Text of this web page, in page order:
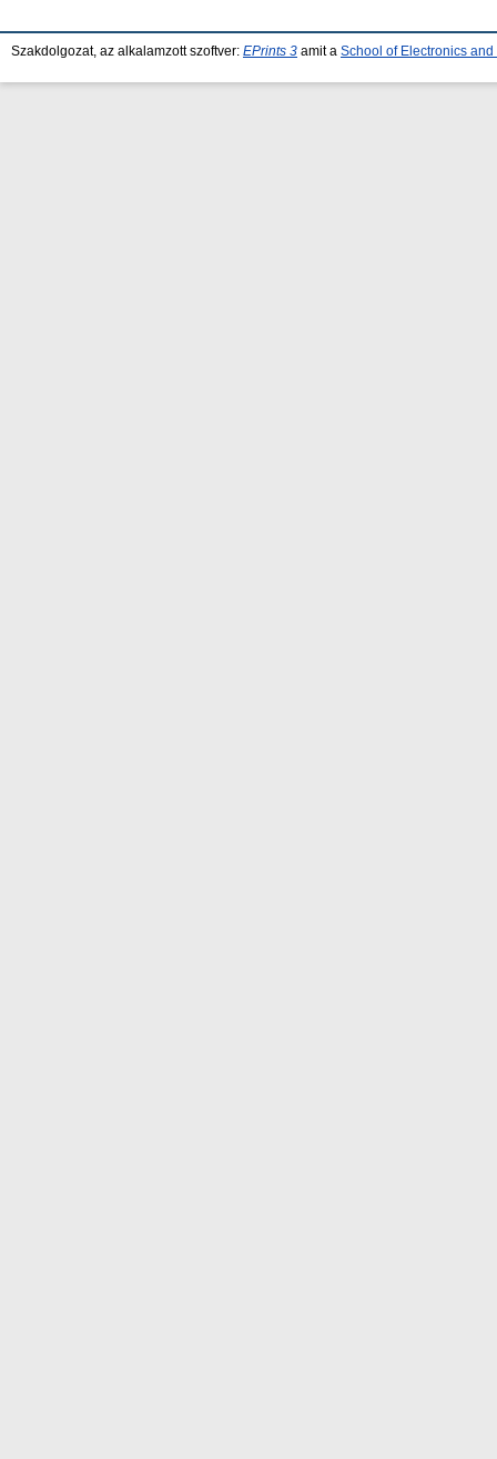
Szakdolgozat, az alkalamzott szoftver: EPrints 3 amit a School of Electronics